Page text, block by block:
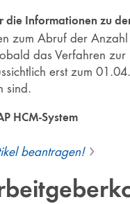
die Informationen zu
zum Abruf der
das Verfahren
erst zum
sind.
HCM-System
beantragen!